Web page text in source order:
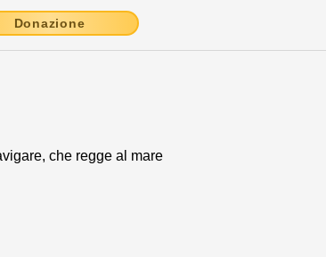
Donazione
che regge al mare